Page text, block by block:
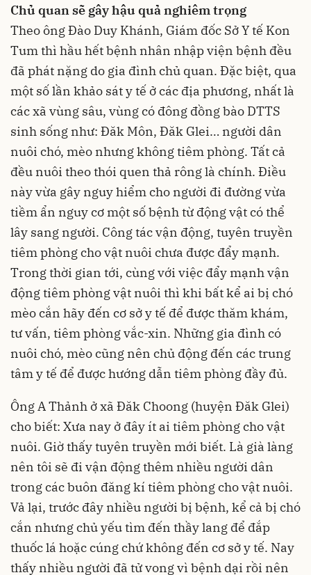
Chủ quan sẽ gây hậu quả nghiêm trọng
Theo ông Đào Duy Khánh, Giám đốc Sở Y tế Kon
Tum thì hầu hết bệnh nhân nhập viện bệnh đều
đã phát nặng do gia đình chủ quan. Đặc biệt, qua
một số lần khảo sát y tế ở các địa phương, nhất là
các xã vùng sâu, vùng có đông đồng bào DTTS
sinh sống như: Đăk Môn, Đăk Glei… người dân
nuôi chó, mèo nhưng không tiêm phòng. Tất cả
đều nuôi theo thói quen thả rông là chính. Điều
này vừa gây nguy hiểm cho người đi đường vừa
tiềm ẩn nguy cơ một số bệnh từ động vật có thể
lây sang người. Công tác vận động, tuyên truyền
tiêm phòng cho vật nuôi chưa được đẩy mạnh.
Trong thời gian tới, cùng với việc đẩy mạnh vận
động tiêm phòng vật nuôi thì khi bất kể ai bị chó
mèo cắn hãy đến cơ sở y tế để được thăm khám,
tư vấn, tiêm phòng vắc-xin. Những gia đình có
nuôi chó, mèo cũng nên chủ động đến các trung
tâm y tế để được hướng dẫn tiêm phòng đầy đủ.
Ông A Thảnh ở xã Đăk Choong (huyện Đăk Glei)
cho biết: Xưa nay ở đây ít ai tiêm phòng cho vật
nuôi. Giờ thấy tuyên truyền mới biết. Là già làng
nên tôi sẽ đi vận động thêm nhiều người dân
trong các buôn đăng kí tiêm phòng cho vật nuôi.
Vả lại, trước đây nhiều người bị bệnh, kể cả bị chó
cắn nhưng chủ yếu tìm đến thầy lang để đắp
thuốc lá hoặc cúng chứ không đến cơ sở y tế. Nay
thấy nhiều người đã tử vong vì bệnh dại rồi nên